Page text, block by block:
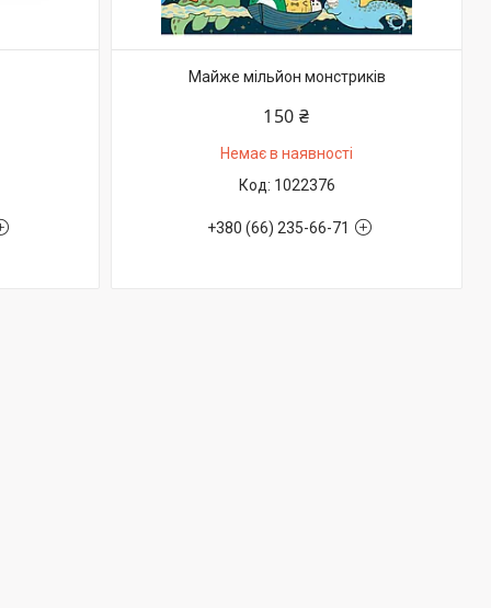
Майже мільйон монстриків
150 ₴
Немає в наявності
1022376
+380 (66) 235-66-71